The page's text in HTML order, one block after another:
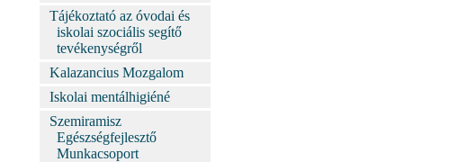
Tájékoztató az óvodai és
iskolai szociális segítő
tevékenységről
Kalazancius Mozgalom
Iskolai mentálhigiéné
Szemiramisz
Egészségfejlesztő
Munkacsoport